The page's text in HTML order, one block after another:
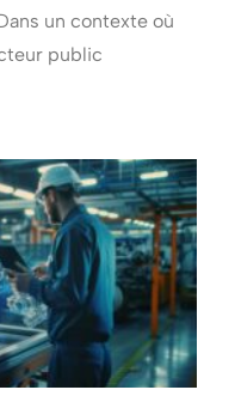
un contexte où
public